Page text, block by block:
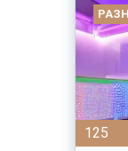
125